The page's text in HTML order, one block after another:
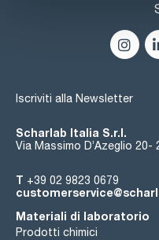
Iscriviti alla Newsletter
Scharlab Italia S.r.l.
Via Massimo D’Azeglio 20-
T +39 02 9823 0679
Materiali di laboratorio
Prodotti chimici